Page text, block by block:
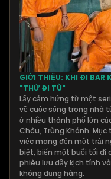
GIỚI THIỆU: KHI ĐI BAR
"THỬ ĐI TÙ"
Lấy cảm hứng từ một
về cuộc sống trong nhà
ở nhiều thành phố lớn
Châu, Trùng Khánh.
việc mang đến một trải
biệt, biến một buổi tối
phiêu lưu đầy kịch tính
không đụng hàng.